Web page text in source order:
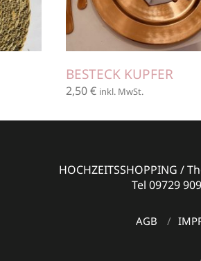
BESTECK KUPFER
2,50€ inkl. MwSt.
HOCHZEITSSHOPPING /
Tel 09729
AGB